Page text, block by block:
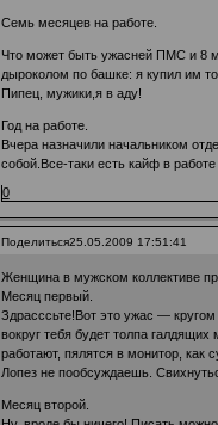
Семь месяцев на работе.
Что может быть ужасней ПМС и 8
дыроколом по башке: я купил им
Пипец, мужики,я в аду!
Год на работе.
Вчера назначили начальником
собой.Все-таки есть кайф в
0
Поделиться25.05.2009 17:51:41
Женщина в мужском коллективе
Месяц первый.
Здрасссьте!Вот это ужас —
вокруг тебя будет толпа
работают, пялятся в монитор,
Лопез не пообсуждаешь.
Месяц второй.